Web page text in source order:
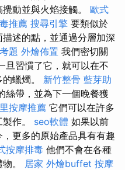
動並與火焰接觸。 歐式
推薦 搜尋引擎 要類似於
述的點，並通過分層加深
題 外燴佈置 我們密切關
旦習慣了它，就可以在不
蠟燭。 新竹整骨 藍芽助
絲帶，並為下一個晚餐獲
按摩推薦 它們可以在許多
作。 seo軟體 如果以前
更多的原始產品具有有趣
按摩排毒 他們不會在各種
。 居家 外燴buffet 按摩